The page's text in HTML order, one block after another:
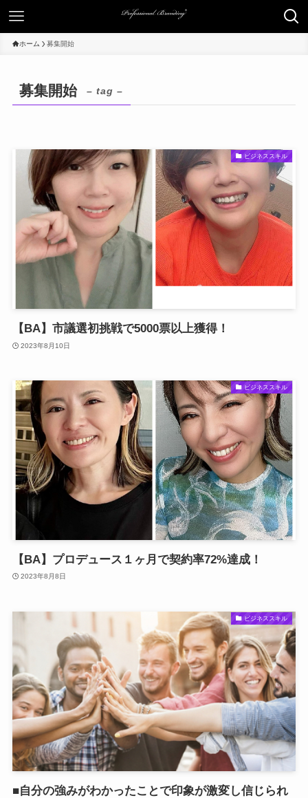
ホーム 募集開始
募集開始 – tag –
ビジネススキル
【BA】市議選初挑戦で5000票以上獲得！
2023年8月10日
ビジネススキル
【BA】プロデュース１ヶ月で契約率72%達成！
2023年8月8日
ビジネススキル
■自分の強みがわかったことで印象が激変し信じられ